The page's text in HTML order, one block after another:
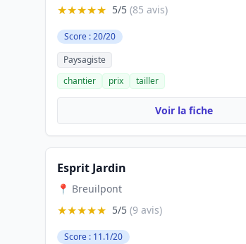
★★★★★ 5/5 (85 avis)
Score : 20/20
Paysagiste
chantier
prix tailler
Voir la fiche
Esprit Jardin
📍 Breuilpont
★★★★★ 5/5 (9 avis)
Score : 11.1/20